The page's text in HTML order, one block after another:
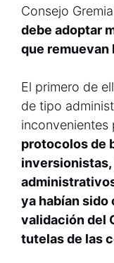
Consejo
debe adoptar
que remuevan
El primero de
de tipo
inconvenientes
protocolos de
inversionistas,
ya habían sido
validación del
tutelas de las